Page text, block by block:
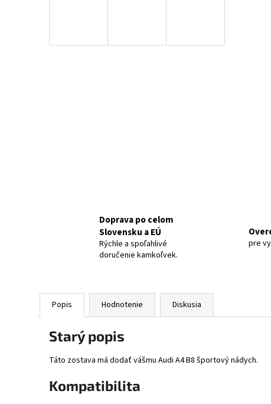
Doprava po celom
Slovensku a EÚ
Rýchle a spoľahlivé
doručenie kamkoľvek.
pre
Popis Hodnotenie Diskusia
Starý popis
Táto zostava má dodať vášmu Audi A4 B8 športový nádych.
Kompatibilita